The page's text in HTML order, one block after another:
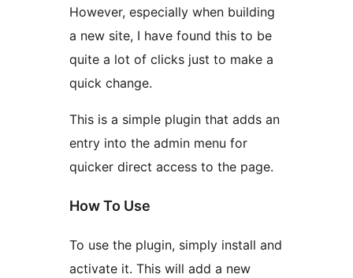
However, especially when building
a new site, I have found this to be
quite a lot of clicks just to make a
quick change.
This is a simple plugin that adds an
entry into the admin menu for
quicker direct access to the page.
How To Use
To use the plugin, simply install and
activate it. This will add a new